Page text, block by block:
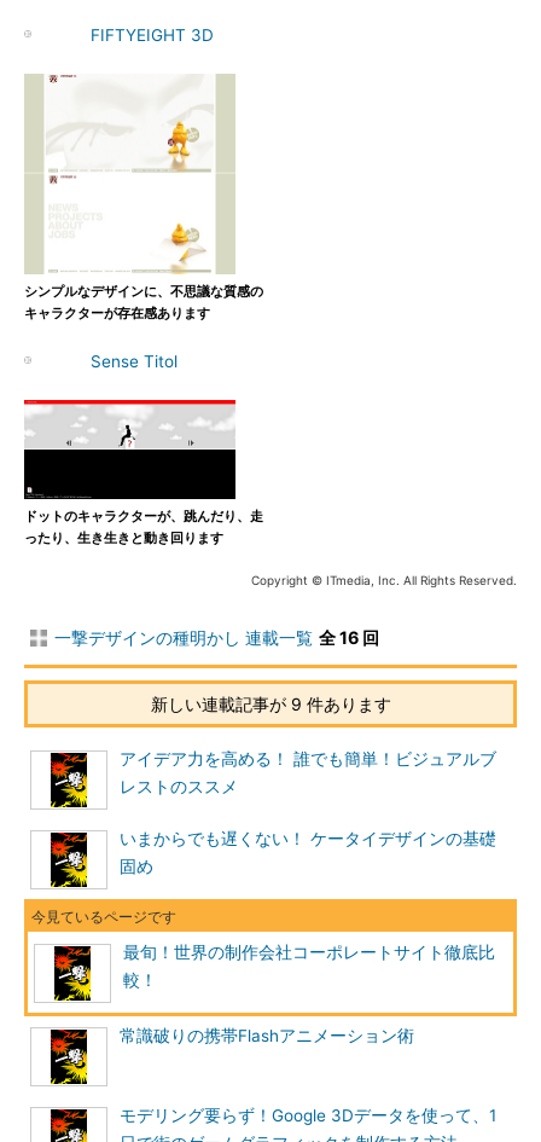
FIFTYEIGHT 3D
シンプルなデザインに、不思議な質感の
キャラクターが存在感あります
Sense Titol
ドットのキャラクターが、跳んだり、走
ったり、生き生きと動き回ります
Copyright © ITmedia, Inc. All Rights Reserved.
一撃デザインの種明かし 連載一覧 全 16 回
新しい連載記事が 9 件あります
アイデア力を高める！ 誰でも簡単！ビジュアルブ
レストのススメ
いまからでも遅くない！ ケータイデザインの基礎
固め
最旬！世界の制作会社コーポレートサイト徹底比
較！
常識破りの携帯Flashアニメーション術
モデリング要らず！Google 3Dデータを使って、1